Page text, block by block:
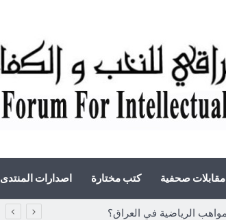
مقابلات صحفية كتب مختارة اصدارات المنتدى